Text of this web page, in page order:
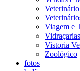
Veterinário
Viagem e
Vidraçarias
Vistoria
Zoológico
fotos